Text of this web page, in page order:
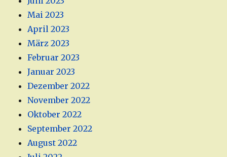
Mai 2023
April 2023
März 2023
Februar 2023
Januar 2023
Dezember 2022
November 2022
Oktober 2022
September 2022
August 2022